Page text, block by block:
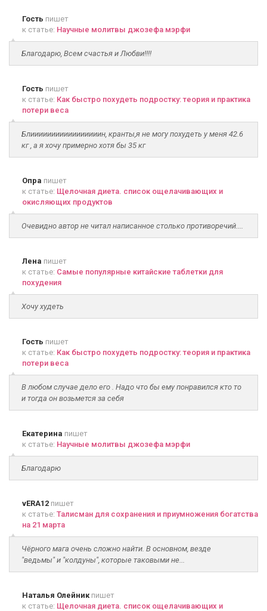
Гость пишет
к статье: Научные молитвы джозефа мэрфи
Благодарю, Всем счастья и Любви!!!!
Гость пишет
к статье: Как быстро похудеть подростку: теория и практика
потери веса
Блииииииииииииииииин, кранты,я не могу похудеть у меня 42.6
кг , а я хочу примерно хотя бы 35 кг
Опра пишет
к статье: Щелочная диета. список ощелачивающих и
окисляющих продуктов
Очевидно автор не читал написанное столько противоречий....
Лена пишет
к статье: Самые популярные китайские таблетки для
похудения
Хочу худеть
Гость пишет
к статье: Как быстро похудеть подростку: теория и практика
потери веса
В любом случае дело его . Надо что бы ему понравился кто то
и тогда он возьмется за себя
Екатерина пишет
к статье: Научные молитвы джозефа мэрфи
Благодарю
vERA12 пишет
к статье: Талисман для сохранения и приумножения богатства
на 21 марта
Чёрного мага очень сложно найти. В основном, везде
"ведьмы" и "колдуны", которые таковыми не...
Наталья Олейникпишет
к статье: Щелочная диета. список ощелачивающих и